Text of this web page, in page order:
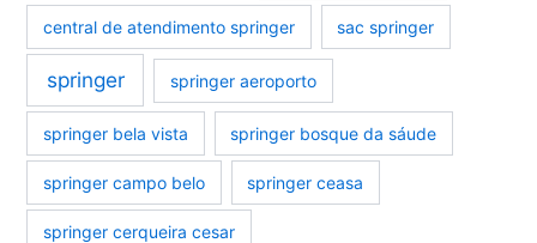
central de atendimento springer sac springer
springer springer aeroporto
springer bela vista springer bosque da sáude
springer campo belo springer ceasa
springer cerqueira cesar